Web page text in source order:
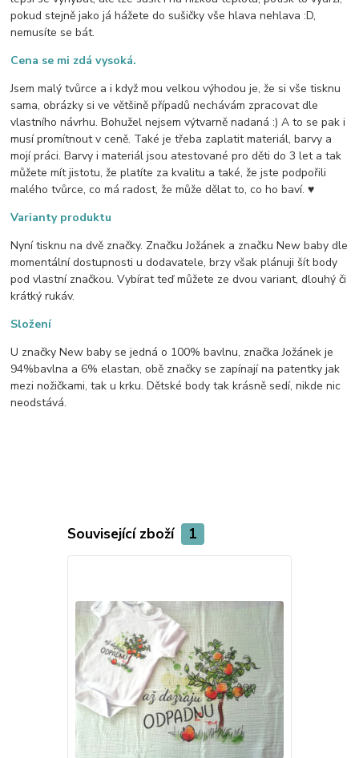
pokud stejně jako já hážete do sušičky vše hlava nehlava :D,
nemusíte se bát.
Cena se mi zdá vysoká.
Jsem malý tvůrce a i když mou velkou výhodou je, že si vše tisknu
sama, obrázky si ve většině případů nechávám zpracovat dle
vlastního návrhu. Bohužel nejsem výtvarně nadaná :) A to se pak i
musí promítnout v ceně. Také je třeba zaplatit materiál, barvy a
mojí práci. Barvy i materiál jsou atestované pro děti do 3 let a tak
můžete mít jistotu, že platíte za kvalitu a také, že jste podpořili
malého tvůrce, co má radost, že může dělat to, co ho baví. ♥
Varianty produktu
Nyní tisknu na dvě značky. Značku Jožánek a značku New baby dle
momentální dostupnosti u dodavatele, brzy však plánuji šít body
pod vlastní značkou. Vybírat teď můžete ze dvou variant, dlouhý či
krátký rukáv.
Složení
U značky New baby se jedná o 100% bavlnu, značka Jožánek je
94%bavlna a 6% elastan, obě značky se zapínají na patentky jak
mezi nožičkami, tak u krku. Dětské body tak krásně sedí, nikde nic
neodstává.
Související zboží 1